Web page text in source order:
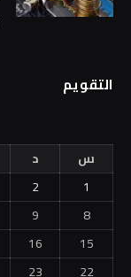
التقويم
س
د
1
2
8
9
15
16
22
23